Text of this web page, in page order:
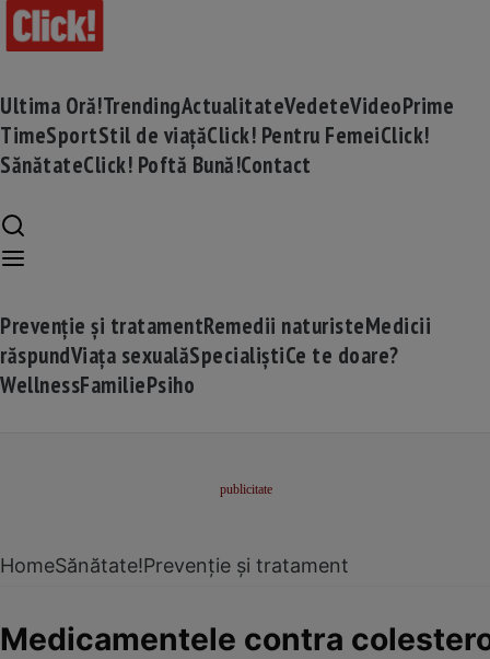
Ultima Oră!TrendingActualitateVedeteVideoPrime
TimeSportStil de viațăClick! Pentru FemeiClick!
SănătateClick! Poftă Bună!Contact
Prevenție și tratamentRemedii naturisteMedicii
răspundViața sexualăSpecialiștiCe te doare?
WellnessFamiliePsiho
HomeSănătate!Prevenție și tratament
Medicamentele contra